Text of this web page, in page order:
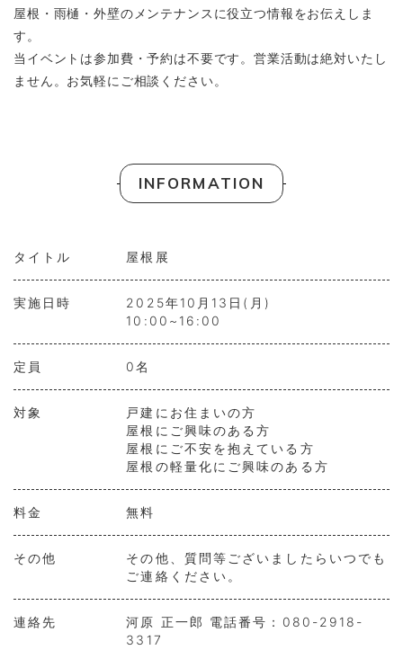
屋根・雨樋・外壁のメンテナンスに役立つ情報をお伝えしま
す。
当イベントは参加費・予約は不要です。営業活動は絶対いたし
ません。お気軽にご相談ください。
INFORMATION
タイトル 屋根展
実施日時
2025年10月13日(月)
10:00~16:00
定員 0名
対象
戸建にお住まいの方
屋根にご興味のある方
屋根にご不安を抱えている方
屋根の軽量化にご興味のある方
料金 無料
その他
その他、質問等ございましたらいつでも
ご連絡ください。
連絡先
河原 正一郎 電話番号：080-2918-
3317